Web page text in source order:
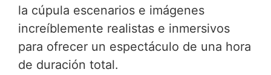
la cúpula escenarios e imágenes
increíblemente realistas e inmersivos
para ofrecer un espectáculo de una hora
de duración total.